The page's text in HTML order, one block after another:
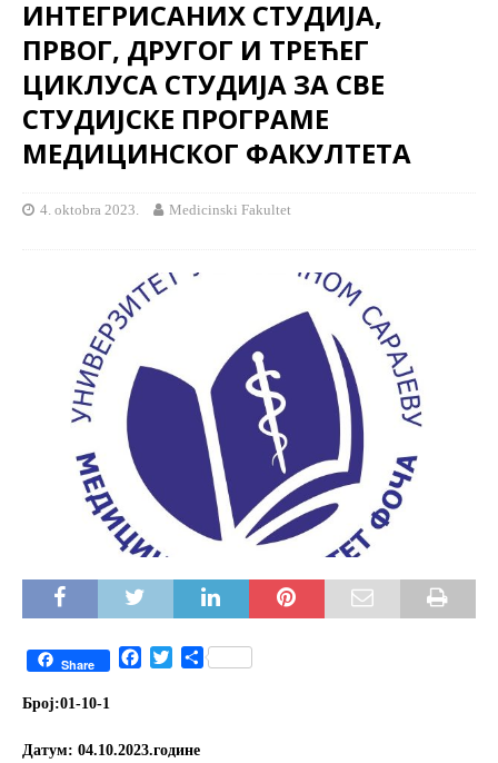
ИНТЕГРИСАНИХ СТУДИЈА,
ПРВОГ, ДРУГОГ И ТРЕЋЕГ
ЦИКЛУСА СТУДИЈА ЗА СВЕ
СТУДИЈСКЕ ПРОГРАМЕ
МЕДИЦИНСКОГ ФАКУЛТЕТА
4. oktobra 2023. Medicinski Fakultet
Share
b
t
S
Број:01-10-1
Датум: 04.10.2023.године